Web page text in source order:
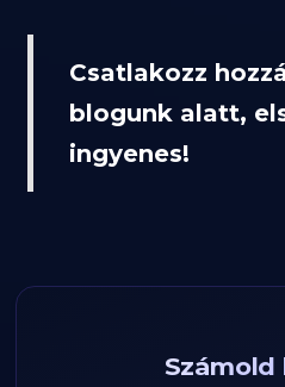
Csatlakozz
blogunk alatt,
ingyenes!
Számold